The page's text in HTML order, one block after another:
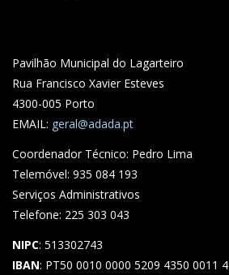
Pavilhão Municipal do Lagarteiro
Rua Francisco Xavier Esteves
4300-005 Porto
EMAIL: geral@adada.pt
Coordenador Técnico: Pedro Lima
Telemóvel: 935 084 193
Serviços Administrativos
Telefone: 225 303 043
NIPC: 513302743
IBAN: PT50 0010 0000 5209 4350 0011 4